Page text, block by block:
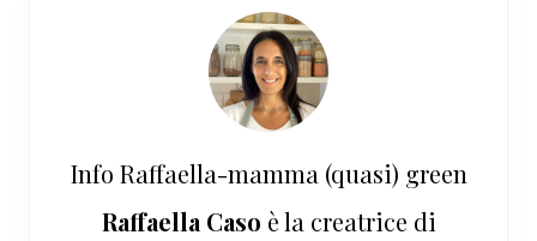
Info Raffaella-mamma (quasi) green
Raffaella Caso è la creatrice di